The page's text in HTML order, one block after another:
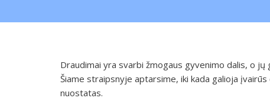
Draudimai yra svarbi žmogaus gyvenimo dalis, o jų
Šiame straipsnyje aptarsime, iki kada galioja
nuostatas.